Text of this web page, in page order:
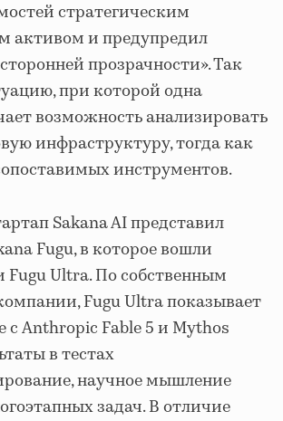
стратегическим
активом и предупредил
прозрачности». Так
при которой одна
возможность анализировать
инфраструктуру, тогда как
инструментов.
Sakana AI представил
Fugu, в которое вошли
Fugu Ultra. По собственным
Fugu Ultra показывает
с Anthropic Fable 5 и Mythos
в тестах
научное мышление
задач. В отличие